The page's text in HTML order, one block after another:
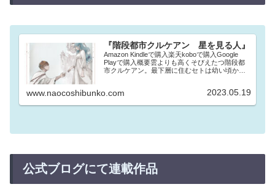
『階段都市クルケアン 星を見る人』
Amazon Kindleで購入楽天koboで購入Google
Playで購入概要雲よりも高くそびえたつ階段都
市クルケアン。最下層に住むセトは幼い頃から
ほど…
www.naocoshibunko.com 2023.05.19
公式ブログにて連載作品